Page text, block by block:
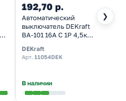
❯
192,70 р.
Автоматический
выключатель DEKraft
ВА-101 16A C 1P 4,5кА
электрический)
DEKraft
Арт. 11054DEK
В наличии